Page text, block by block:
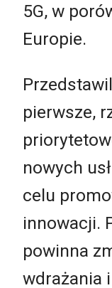
5G, w
Europie.
pierwsze,
nowych
celu
innowacji.
powinna
wdrażania